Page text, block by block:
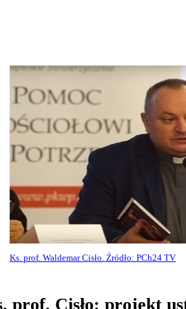
Ks. prof. Waldemar Cisło. Źródło: PCh24 TV
prof. Cisło: projekt